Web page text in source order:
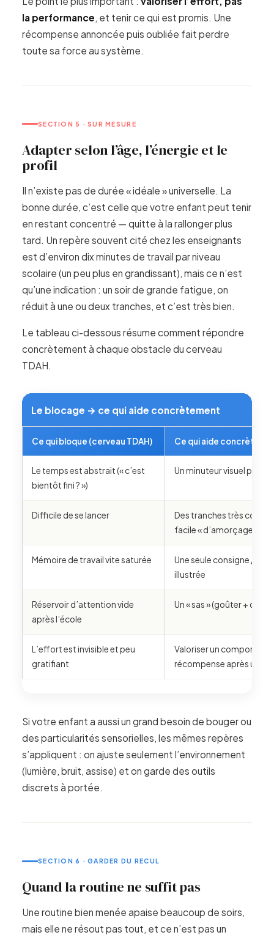
la performance, et tenir ce qui est promis. Une
récompense annoncée puis oubliée fait perdre
toute sa force au système.
SECTION 5 · SUR MESURE
Adapter selon l’âge, l’énergie et le
profil
Il n’existe pas de durée « idéale » universelle. La
bonne durée, c’est celle que votre enfant peut tenir
en restant concentré — quitte à la rallonger plus
tard. Un repère souvent cité chez les enseignants
est d’environ dix minutes de travail par niveau
scolaire (un peu plus en grandissant), mais ce n’est
qu’une indication : un soir de grande fatigue, on
réduit à une ou deux tranches, et c’est très bien.
Le tableau ci-dessous résume comment répondre
concrètement à chaque obstacle du cerveau
TDAH.
Le blocage → ce qui aide concrètement
Ce qui bloque (cerveau TDAH) Ce qui aide
Le temps est abstrait (« c’est
bientôt fini ? »)
Un minuteur visuel posé
Difficile de se lancer
Des tranches très
facile « d’amorçage »
Mémoire de travail vite saturée
Une seule consigne /
illustrée
Réservoir d’attention vide
après l’école
Un « sas » (goûter +
L’effort est invisible et peu
gratifiant
Valoriser un
récompense après un
Si votre enfant a aussi un grand besoin de bouger ou
des particularités sensorielles, les mêmes repères
s’appliquent : on ajuste seulement l’environnement
(lumière, bruit, assise) et on garde des outils
discrets à portée.
SECTION 6 · GARDER DU RECUL
Quand la routine ne suffit pas
Une routine bien menée apaise beaucoup de soirs,
mais elle ne résout pas tout, et ce n’est pas un